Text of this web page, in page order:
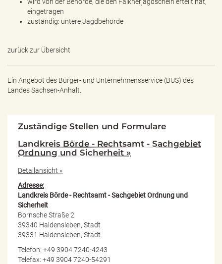
eingetragen
zuständig: untere Jagdbehörde
zurück zur Übersicht
Ein Angebot des Bürger- und Unternehmensservice (BUS) des
Landes Sachsen-Anhalt.
Zuständige Stellen und Formulare
Landkreis Börde - Rechtsamt - Sachgebiet
Ordnung und Sicherheit »
Detailansicht »
Adresse:
Landkreis Börde - Rechtsamt - Sachgebiet Ordnung und
Sicherheit
Bornsche Straße 2
39340 Haldensleben, Stadt
39331 Haldensleben, Stadt
Telefon: +49 3904 7240-4243
Telefax: +49 3904 7240-54291